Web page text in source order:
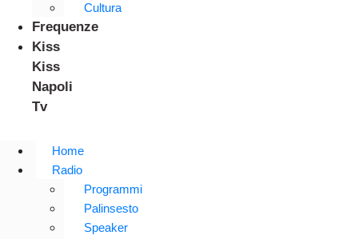
Cultura
Frequenze
Kiss
Kiss
Napoli
Tv
Home
Radio
Programmi
Palinsesto
Speaker